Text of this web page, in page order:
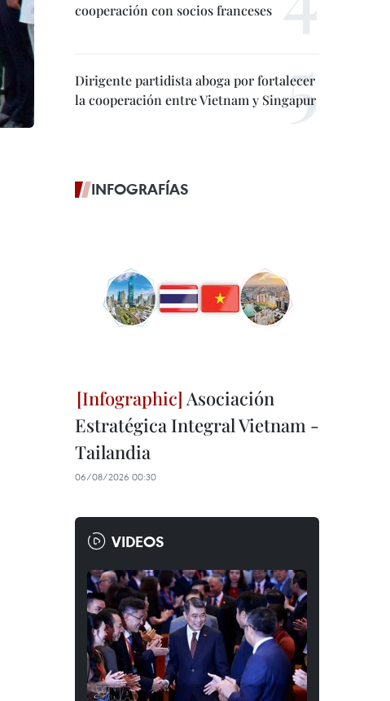
cooperación con socios franceses
Dirigente partidista aboga por fortalecer
la cooperación entre Vietnam y Singapur
INFOGRAFÍAS
Asociación
Estratégica Integral Vietnam -
Tailandia
06/08/2026 00:30
VIDEOS